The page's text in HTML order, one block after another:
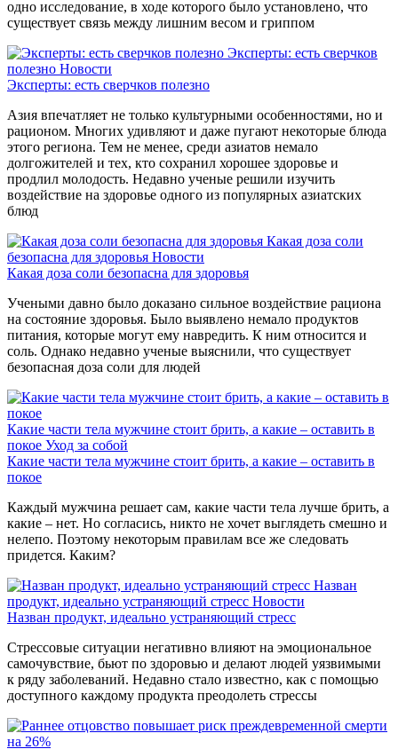
одно исследование, в ходе которого было установлено, что
существует связь между лишним весом и гриппом
Эксперты: есть сверчков
полезно Новости
Эксперты: есть сверчков полезно
Азия впечатляет не только культурными особенностями, но и
рационом. Многих удивляют и даже пугают некоторые блюда
этого региона. Тем не менее, среди азиатов немало
долгожителей и тех, кто сохранил хорошее здоровье и
продлил молодость. Недавно ученые решили изучить
воздействие на здоровье одного из популярных азиатских
блюд
Какая доза соли
безопасна для здоровья Новости
Какая доза соли безопасна для здоровья
Учеными давно было доказано сильное воздействие рациона
на состояние здоровья. Было выявлено немало продуктов
питания, которые могут ему навредить. К ним относится и
соль. Однако недавно ученые выяснили, что существует
безопасная доза соли для людей
Какие части тела мужчине стоит брить, а какие – оставить в
покое Уход за собой
Какие части тела мужчине стоит брить, а какие – оставить в
покое
Каждый мужчина решает сам, какие части тела лучше брить, а
какие – нет. Но согласись, никто не хочет выглядеть смешно и
нелепо. Поэтому некоторым правилам все же следовать
придется. Каким?
Назван
продукт, идеально устраняющий стресс Новости
Назван продукт, идеально устраняющий стресс
Стрессовые ситуации негативно влияют на эмоциональное
самочувствие, бьют по здоровью и делают людей уязвимыми
к ряду заболеваний. Недавно стало известно, как с помощью
доступного каждому продукта преодолеть стрессы